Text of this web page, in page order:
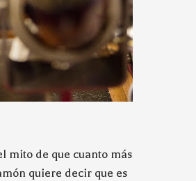
mito de que cuanto más
quiere decir que es